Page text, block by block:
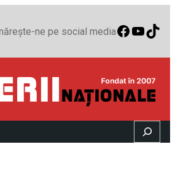
ne pe social media
Search